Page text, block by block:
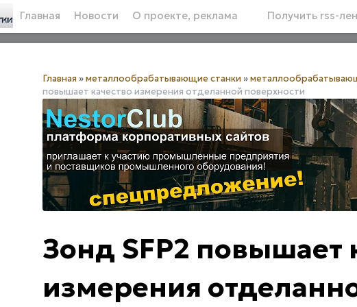
Главная Новости О проекте, реклама Получить rss-
Главная »металлообрабатывающие станки »
повышает качество измерения отделанной поверхности
Зонд SFP2 повышает
измерения